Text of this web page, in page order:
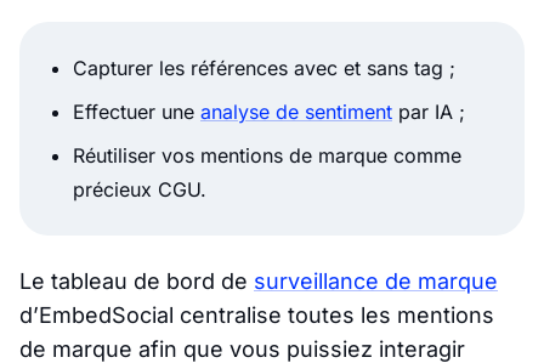
Capturer les références avec et sans tag ;
Effectuer une analyse de sentiment par IA ;
Réutiliser vos mentions de marque comme
précieux CGU.
Le tableau de bord de surveillance de marque
d’EmbedSocial centralise toutes les mentions
de marque afin que vous puissiez interagir